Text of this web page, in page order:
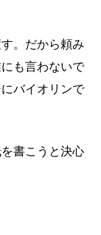
。だから頼み
も言わないで
バイオリンで
書こうと決心